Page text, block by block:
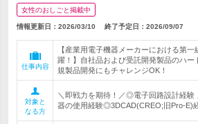
女性のおしごと掲載中
情報更新日：2026/03/10 終了予定日： 2026/09/07
仕事内容
【産業用電子機器メーカーにおける第
躍！】自社品および受託開発製品のハ
規製品開発にもチャレンジOK！
対象と
なる方
＼即戦力を期待！／◎電子回路設計経験
器の使用経験◎3DCAD(CREO;旧Pro-E)